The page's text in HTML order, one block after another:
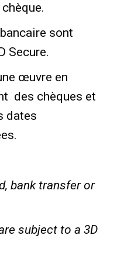
sont
Secure.
œuvre en
des chèques et
dates
bank transfer or
subject to a 3D